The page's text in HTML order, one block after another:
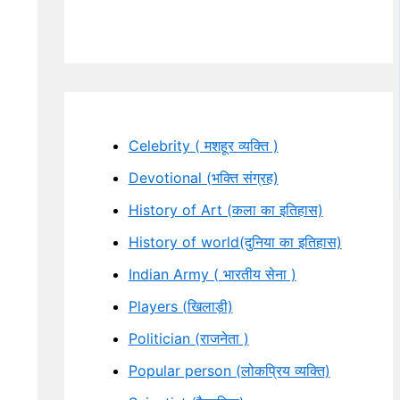
Celebrity ( मशहूर व्यक्ति )
Devotional (भक्ति संग्रह)
History of Art (कला का इतिहास)
History of world(दुनिया का इतिहास)
Indian Army ( भारतीय सेना )
Players (खिलाड़ी)
Politician (राजनेता )
Popular person (लोकप्रिय व्यक्ति)